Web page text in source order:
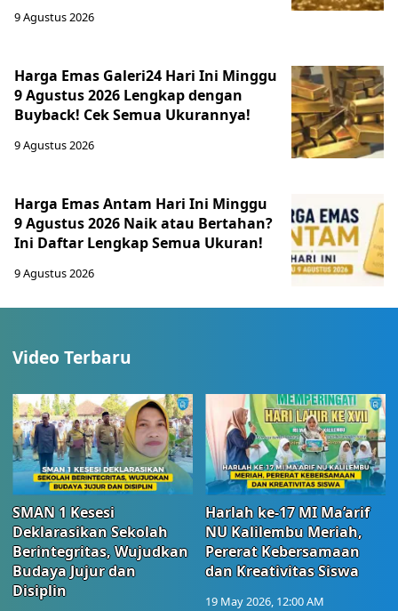
9 Agustus 2026
Harga Emas Galeri24 Hari Ini Minggu
9 Agustus 2026 Lengkap dengan
Buyback! Cek Semua Ukurannya!
9 Agustus 2026
Harga Emas Antam Hari Ini Minggu
9 Agustus 2026 Naik atau Bertahan?
Ini Daftar Lengkap Semua Ukuran!
9 Agustus 2026
Video Terbaru
SMAN 1 Kesesi
Deklarasikan Sekolah
Berintegritas, Wujudkan
Budaya Jujur dan
Disiplin
Harlah ke-17 MI Ma’arif
NU Kalilembu Meriah,
Pererat Kebersamaan
dan Kreativitas Siswa
19 May 2026, 12:00 AM